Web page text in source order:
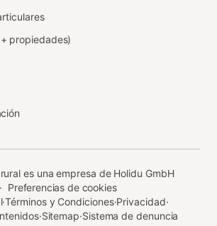
propiedades)
es una empresa de Holidu GmbH
· Preferencias de cookies
·Términos y Condiciones·Privacidad·
·Sitemap·Sistema de denuncia